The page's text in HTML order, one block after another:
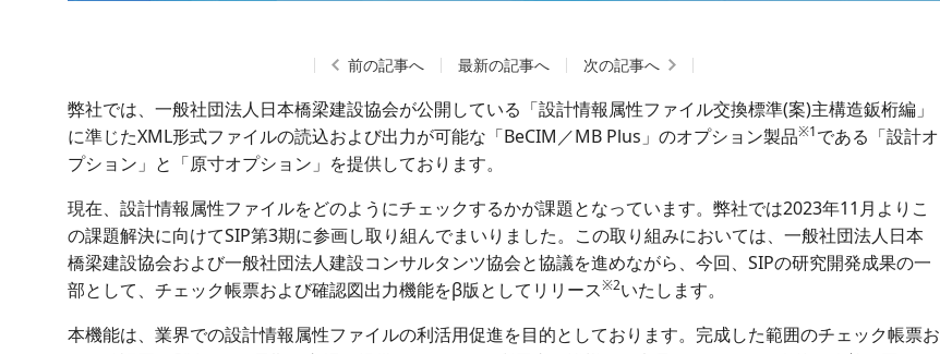
前の記事へ 最新の記事へ 次の記事へ
弊社では、一般社団法人日本橋梁建設協会が公開している「設計情報属性ファイル交換標準(案)主構造鈑桁編」
に準じたXML形式ファイルの読込および出力が可能な「BeCIM／MB Plus」のオプション製品※1である「設計オ
プション」と「原寸オプション」を提供しております。
現在、設計情報属性ファイルをどのようにチェックするかが課題となっています。弊社では2023年11月よりこ
の課題解決に向けてSIP第3期に参画し取り組んでまいりました。この取り組みにおいては、一般社団法人日本
橋梁建設協会および一般社団法人建設コンサルタンツ協会と協議を進めながら、今回、SIPの研究開発成果の一
部として、チェック帳票および確認図出力機能をβ版としてリリース※2いたします。
本機能は、業界での設計情報属性ファイルの利活用促進を目的としております。完成した範囲のチェック帳票お